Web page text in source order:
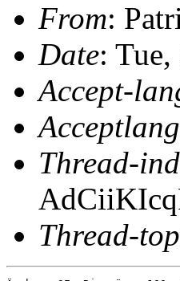
From:
Date:
Accept-
Thread-
Thread-